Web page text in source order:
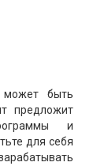
может быть
предложит
и
для себя